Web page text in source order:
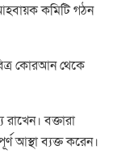
কমিটি গঠন
কোরআন থেকে
বক্তারা
আস্থা ব্যক্ত করেন।